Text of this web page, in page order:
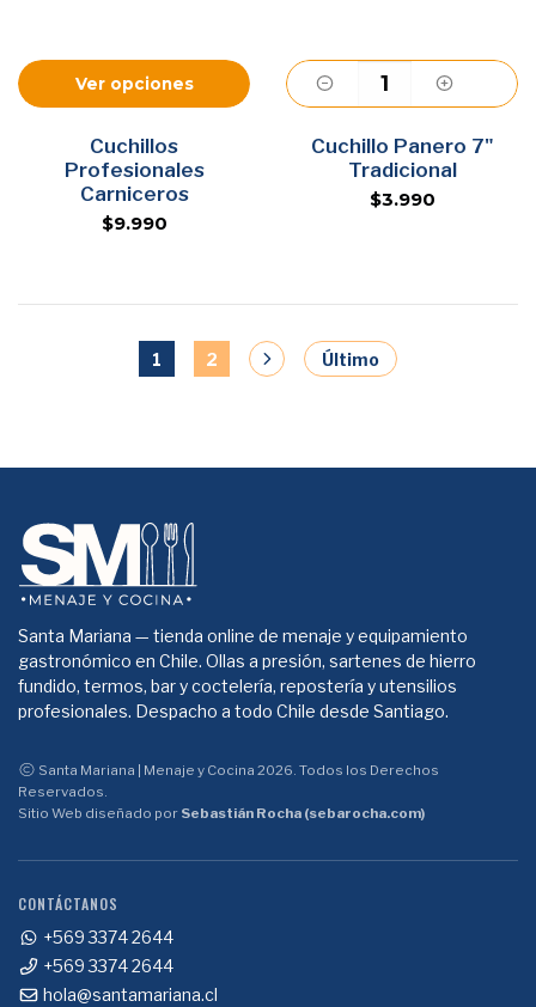
Ver opciones
Cuchillos
Profesionales
Carniceros
$9.990
Agregar
Cuchillo Panero 7"
Tradicional
$3.990
1 2 Último
Santa Mariana — tienda online de menaje y equipamiento
gastronómico en Chile. Ollas a presión, sartenes de hierro
fundido, termos, bar y coctelería, repostería y utensilios
profesionales. Despacho a todo Chile desde Santiago.
Santa Mariana | Menaje y Cocina 2026. Todos los Derechos
Reservados.
Sitio Web diseñado por Sebastián Rocha (sebarocha.com)
CONTÁCTANOS
+569 3374 2644
+569 3374 2644
hola@santamariana.cl